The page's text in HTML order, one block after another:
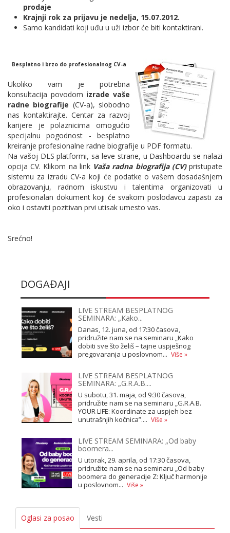
prodaje
Krajnji rok za prijavu je nedelja, 15.07.2012.
Samo kandidati koji uđu u uži izbor će biti kontaktirani.
Besplatno i brzo do profesionalnog CV-a
Ukoliko vam je potrebna
konsultacija povodom izrade vaše
radne biografije (CV-a), slobodno
nas kontaktirajte. Centar za razvoj
karijere je polaznicima omogućio
specijalnu pogodnost - besplatno
kreiranje profesionalne radne biografije u PDF formatu.
Na vašoj DLS platformi, sa leve strane, u Dashboardu se nalazi
opcija CV. Klikom na link Vaša radna biografija (CV)pristupate
sistemu za izradu CV-a koji će podatke o vašem dosadašnjem
obrazovanju, radnom iskustvu i talentima organizovati u
profesionalan dokument koji će svakom poslodavcu zapasti za
oko i ostaviti pozitivan prvi utisak umesto vas.
Srećno!
DOGAĐAJI
LIVE STREAM BESPLATNOG
SEMINARA: „Kako...
Danas, 12. juna, od 17:30 časova,
pridružite nam se na seminaru „Kako
dobiti sve što želiš – tajne uspješnog
pregovaranja u poslovnom... Više »
LIVE STREAM BESPLATNOG
SEMINARA: „G.R.A.B....
U subotu, 31. maja, od 9:30 časova,
pridružite nam se na seminaru „G.R.A.B.
YOUR LIFE: Koordinate za uspjeh bez
unutrašnjih kočnica”.... Više »
LIVE STREAM SEMINARA: „Od baby
boomera...
U utorak, 29. aprila, od 17:30 časova,
pridružite nam se na seminaru „Od baby
boomera do generacije Z: Ključ harmonije
u poslovnom... Više »
Oglasi za posao Vesti